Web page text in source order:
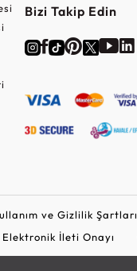
Bizi Takip Edin
ve Gizlilik Şartları
İleti Onayı